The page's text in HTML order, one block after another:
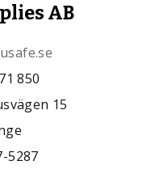
AB
850
15
5287